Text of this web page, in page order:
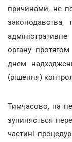
причинами, не
законодавства,
органу
днем
(рішення)
Тимчасово, на
зупиняється
частині